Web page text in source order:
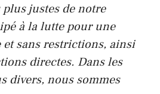
justes de notre
à la lutte pour une
sans restrictions, ainsi
directes. Dans les
divers, nous sommes